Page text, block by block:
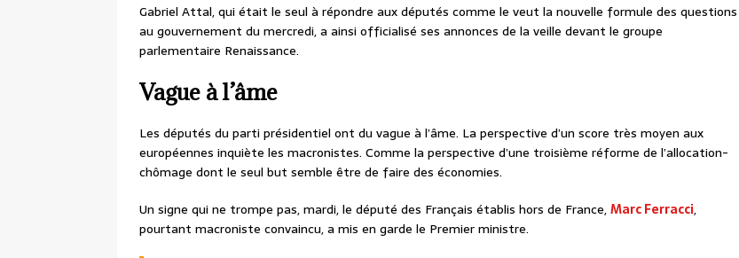
Gabriel Attal, qui était le seul à répondre aux députés comme le veut la nouvelle formule des questions
au gouvernement du mercredi, a ainsi officialisé ses annonces de la veille devant le groupe
parlementaire Renaissance.
Vague à l’âme
Les députés du parti présidentiel ont du vague à l’âme. La perspective d’un score très moyen aux
européennes inquiète les macronistes. Comme la perspective d’une troisième réforme de l’allocation-
chômage dont le seul but semble être de faire des économies.
Un signe qui ne trompe pas, mardi, le député des Français établis hors de France,Marc Ferracci,
pourtant macroniste convaincu, a mis en garde le Premier ministre.